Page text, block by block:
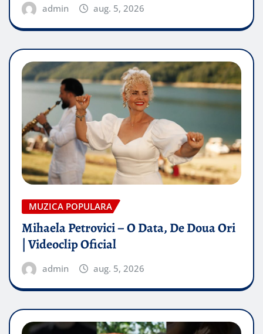
admin aug. 5, 2026
MUZICA POPULARA
Mihaela Petrovici – O Data, De Doua Ori
| Videoclip Oficial
admin aug. 5, 2026